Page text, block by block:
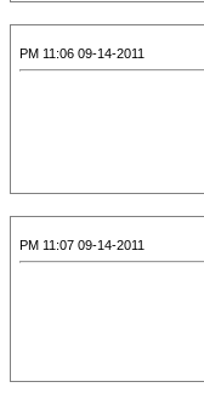
09-14-2011 11:06 PM
09-14-2011 11:07 PM